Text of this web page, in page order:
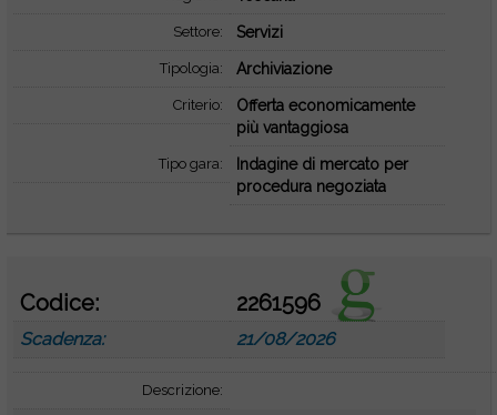
Settore: Servizi
Tipologia: Archiviazione
Criterio:
Offerta economicamente
più vantaggiosa
Tipo gara:
Indagine di mercato per
procedura negoziata
Codice: 2261596
Scadenza: 21/08/2026
Descrizione: